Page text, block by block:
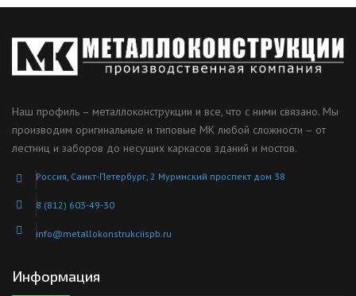
Наш профиль – металлоконструкции и все, что с ними связано. Мы
производим оригинальные и типовые МК любой сложности – от
лестниц и заборов до несущих каркасов зданий и мостов.
Россия, Санкт-Петербург, 2 Муринский проспект дом 38
8 (812) 603-49-30
info@metallokonstrukciispb.ru
Информация